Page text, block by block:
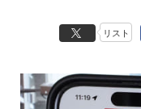
リスト